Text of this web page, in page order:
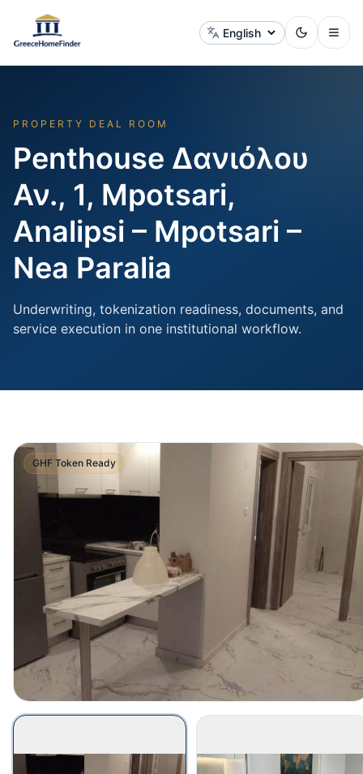
Change language
PROPERTY DEAL ROOM
Penthouse Δανιόλου
Αν., 1, Mpotsari,
Analipsi – Mpotsari –
Nea Paralia
Underwriting, tokenization readiness, documents, and
service execution in one institutional workflow.
GHF Token Ready